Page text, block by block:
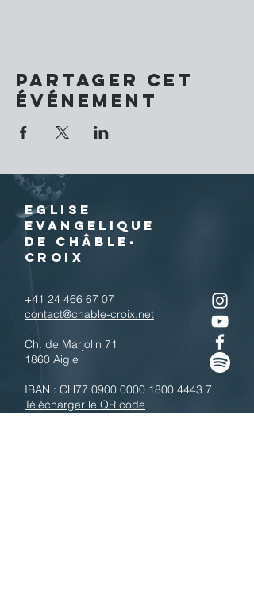
Partager cet
événement
EGLISE
EVANGELIQUE
DE CHÂBLE-
CROIX
+41 24 466 67 07
contact@chable-croix.net
Ch. de Marjolin 71
1860 Aigle
IBAN : CH77 0900 0000 1800 4443 7
Télécharger le QR code